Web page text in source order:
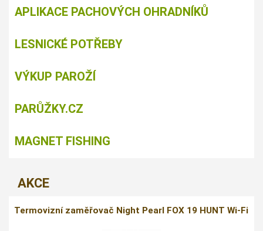
APLIKACE PACHOVÝCH OHRADNÍKŮ
LESNICKÉ POTŘEBY
VÝKUP PAROŽÍ
PARŮŽKY.CZ
MAGNET FISHING
AKCE
Termovizní zaměřovač Night Pearl FOX 19 HUNT Wi-Fi